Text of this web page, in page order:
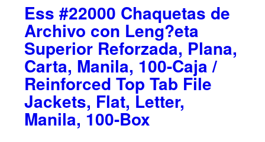
Ess #22000 Chaquetas de
Archivo con Leng?eta
Superior Reforzada, Plana,
Carta, Manila, 100-Caja /
Reinforced Top Tab File
Jackets, Flat, Letter,
Manila, 100-Box